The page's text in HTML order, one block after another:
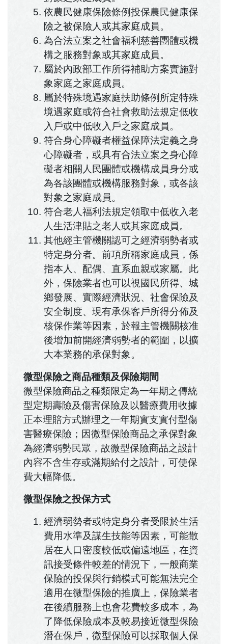
依農民健康保險條例投保農民健康保
險之被保險人或其家庭成員。
為合法立案之社會福利慈善團體或機
構之服務對象或其家庭成員。
屬於內政部工作所得補助方案實施對
象家庭之家庭成員。
屬於特殊境遇家庭扶助條例所定特殊
境遇家庭或符合社會救助法規定低收
入戶或中低收入戶之家庭成員。
符合身心障礙者權益保障法定義之身
心障礙者，或具有合法立案之身心障
礙者相關人民團體或機構成員身分或
為各該團體或機構服務對象，或各該
對象之家庭成員。
符合老人福利法規定領取中低收入老
人生活津貼之老人或其家庭成員。
其他經主管機關認可之經濟弱勢者或
特定身分者。前項所稱家庭成員，係
指本人、配偶、直系血親或家屬。此
外，保險業者也可以視國民所得、城
鄉發展、實際經濟狀況、社會保險及
安全制度、現有承保客戶所得分佈及
核保作業等因素，於報主管機關核准
後增加前開經濟弱勢者的範圍，以擴
大本業務的承保對象。
微型保險之商品種類及保險期間
微型保險商品之種類限定為一年期之傳統
型定期壽險及傷害保險及以醫療費用收據
正本理賠方式辦理之一年期實支實付型傷
害醫療保險；因微型保險商品之承保對象
為經濟弱勢民眾，故微型保險商品之設計
內容不含生存或滿期給付之設計，可使保
費大幅降低。
微型保險之投保方式
經濟弱勢者或特定身分者受限於生活
費用水準及謀生技能等因素，可能散
居在人口密度較低或偏遠地區，在資
訊接受條件較差的情況下，一般商業
保險的投保與行銷模式可能無法完全
適用在微型保險的推廣上，保險業者
在後續服務上也會花費較多成本，為
了降低保險成本及較易接近微型保險
潛在保戶，微型保險可以採取個人保